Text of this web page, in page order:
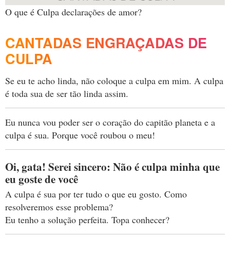
O que é Culpa declarações de amor?
CANTADAS ENGRAÇADAS DE
CULPA
Se eu te acho linda, não coloque a culpa em mim. A culpa
é toda sua de ser tão linda assim.
Eu nunca vou poder ser o coração do capitão planeta e a
culpa é sua. Porque você roubou o meu!
Oi, gata! Serei sincero: Não é culpa minha que
eu goste de você
A culpa é sua por ter tudo o que eu gosto. Como
resolveremos esse problema?
Eu tenho a solução perfeita. Topa conhecer?